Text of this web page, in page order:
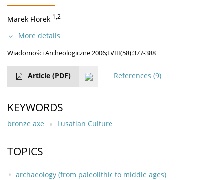
Marek Florek 1,2
More details
Wiadomości Archeologiczne 2006;LVIII(58):377-388
Article (PDF) References (9)
KEYWORDS
bronze axe Lusatian Culture
TOPICS
archaeology (from paleolithic to middle ages)